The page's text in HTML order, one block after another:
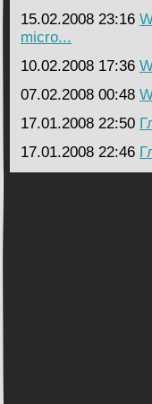
15.02.2008 23:16
micro...
10.02.2008 17:36
07.02.2008 00:48
17.01.2008 22:50
17.01.2008 22:46